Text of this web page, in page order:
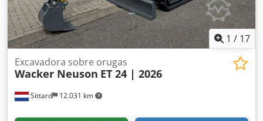
1 / 17
Sittard 12.031 km
Excavadora sobre orugas
Wacker Neuson ET 24 | 2026